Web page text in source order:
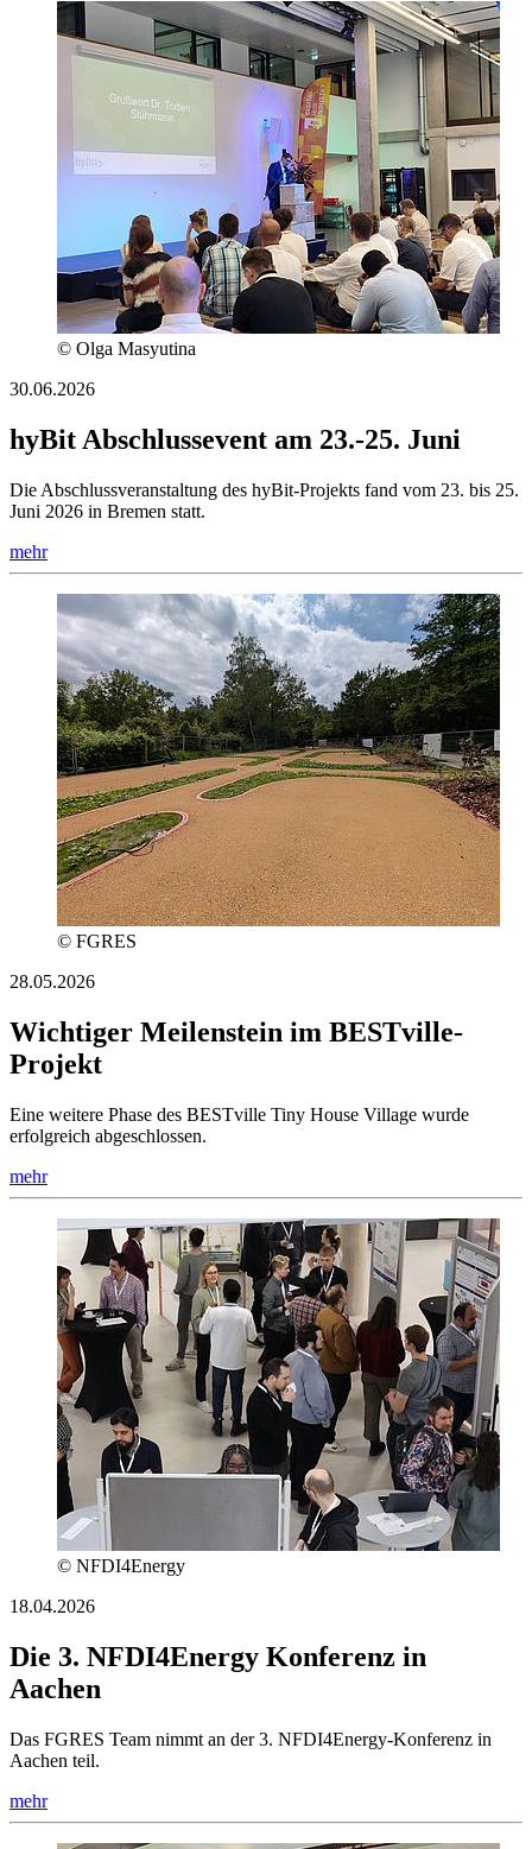
© Olga Masyutina
30.06.2026
hyBit Abschlussevent am 23.-25. Juni
Die Abschlussveranstaltung des hyBit-Projekts fand vom 23. bis 25.
Juni 2026 in Bremen statt.
mehr
© FGRES
28.05.2026
Wichtiger Meilenstein im BESTville-
Projekt
Eine weitere Phase des BESTville Tiny House Village wurde
erfolgreich abgeschlossen.
mehr
© NFDI4Energy
18.04.2026
Die 3. NFDI4Energy Konferenz in
Aachen
Das FGRES Team nimmt an der 3. NFDI4Energy-Konferenz in
Aachen teil.
mehr